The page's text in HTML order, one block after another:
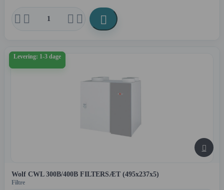
    
Levering: 1-3 dage

Wolf CWL 300B/400B FILTERSÆT (495x237x5)
Filtre